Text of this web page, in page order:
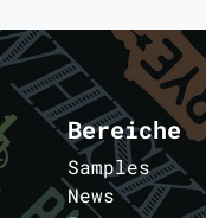
Bereiche
Samples
News